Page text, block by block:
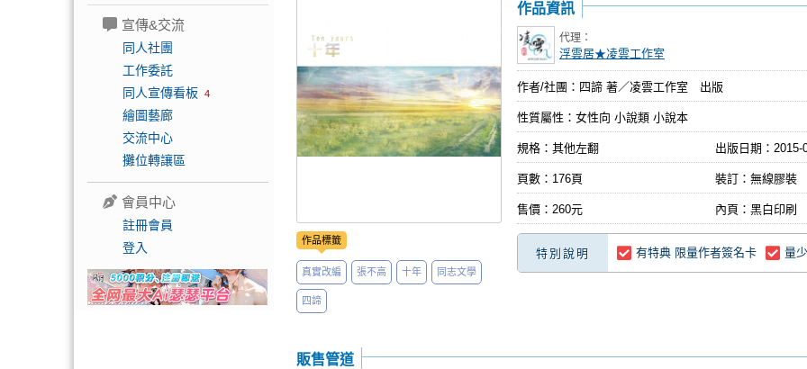
宣傳&交流
同人社團
工作委託
同人宣傳看板 4
繪圖藝廊
交流中心
攤位轉讓區
會員中心
註冊會員
登入
作品標籤
真實改編 張不高 十年 同志文學
四諦
作品資訊
代理：
浮雲居★凌雲工作室
作者/社團：四諦 著／凌雲工作室 出版
性質屬性：女性向 小說類 小說本
規格：其他左翻 出版日期： 2015-
頁數：176頁 裝訂：無線膠裝
售價：260元 內頁：黑白印刷
特別說明 有特典 限量作者簽名卡 量少
販售管道